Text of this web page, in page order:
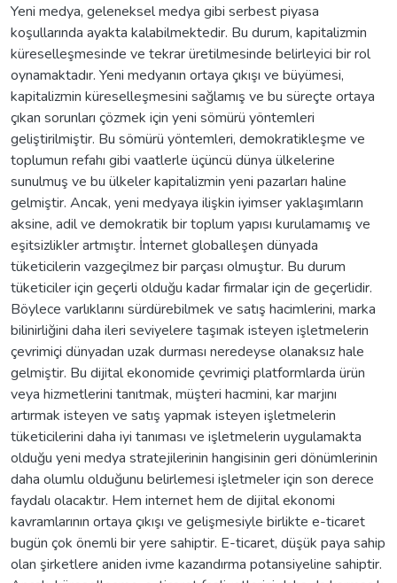
Yeni medya, geleneksel medya gibi serbest piyasa
koşullarında ayakta kalabilmektedir. Bu durum, kapitalizmin
küreselleşmesinde ve tekrar üretilmesinde belirleyici bir rol
oynamaktadır. Yeni medyanın ortaya çıkışı ve büyümesi,
kapitalizmin küreselleşmesini sağlamış ve bu süreçte ortaya
çıkan sorunları çözmek için yeni sömürü yöntemleri
geliştirilmiştir. Bu sömürü yöntemleri, demokratikleşme ve
toplumun refahı gibi vaatlerle üçüncü dünya ülkelerine
sunulmuş ve bu ülkeler kapitalizmin yeni pazarları haline
gelmiştir. Ancak, yeni medyaya ilişkin iyimser yaklaşımların
aksine, adil ve demokratik bir toplum yapısı kurulamamış ve
eşitsizlikler artmıştır. İnternet globalleşen dünyada
tüketicilerin vazgeçilmez bir parçası olmuştur. Bu durum
tüketiciler için geçerli olduğu kadar firmalar için de geçerlidir.
Böylece varlıklarını sürdürebilmek ve satış hacimlerini, marka
bilinirliğini daha ileri seviyelere taşımak isteyen işletmelerin
çevrimiçi dünyadan uzak durması neredeyse olanaksız hale
gelmiştir. Bu dijital ekonomide çevrimiçi platformlarda ürün
veya hizmetlerini tanıtmak, müşteri hacmini, kar marjını
artırmak isteyen ve satış yapmak isteyen işletmelerin
tüketicilerini daha iyi tanıması ve işletmelerin uygulamakta
olduğu yeni medya stratejilerinin hangisinin geri dönümlerinin
daha olumlu olduğunu belirlemesi işletmeler için son derece
faydalı olacaktır. Hem internet hem de dijital ekonomi
kavramlarının ortaya çıkışı ve gelişmesiyle birlikte e-ticaret
bugün çok önemli bir yere sahiptir. E-ticaret, düşük paya sahip
olan şirketlere aniden ivme kazandırma potansiyeline sahiptir.